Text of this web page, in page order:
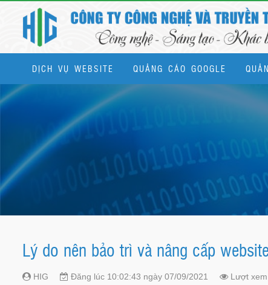
DỊCH VỤ WEBSITE QUẢNG CÁO GOOGLE
Lý do nên bảo trì và nâng cấp
HIG Đăng lúc 10:02:43 ngày 07/09/2021 Lượt xem